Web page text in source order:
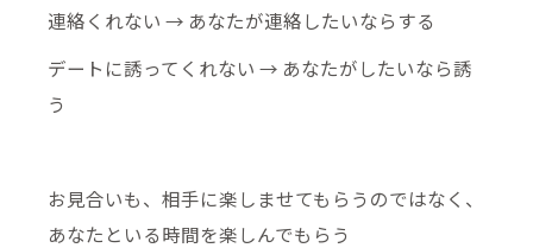
連絡くれない → あなたが連絡したいならする
デートに誘ってくれない → あなたがしたいなら誘
う
お見合いも、相手に楽しませてもらうのではなく、
あなたといる時間を楽しんでもらう